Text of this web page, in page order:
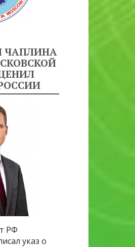
ЧАПЛИНА
РФ
указ о